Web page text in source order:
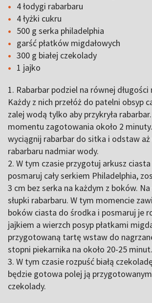
4 łodygi rabarbaru
4 łyżki cukru
500 g serka philadelphia
garść płatków migdałowych
300 g białej czekolady
1 jajko
1. Rabarbar podziel na równej długości
Każdy z nich przełóż do patelni obsyp
zalej wodą tylko aby przykryła
momentu zagotowania około 2
wyciągnij rabarbar do sitka i odstaw aż
rabarbaru nadmiar wody.
2. W tym czasie przygotuj arkusz
posmaruj cały serkiem Philadelphia,
3 cm bez serka na każdym z boków. Na
słupki rabarbaru. W tym momencie
boków ciasta do środka i posmaruj je
jajkiem a wierzch posyp płatkami
przygotowaną tartę wstaw do
stopni piekarnika na około 20-25 minut.
3. W tym czasie rozpuść białą
będzie gotowa polej ją przygotowanym
czekolady.